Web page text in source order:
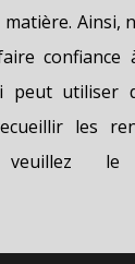
Ainsi,
confiance
peut utiliser
les
veuillez le